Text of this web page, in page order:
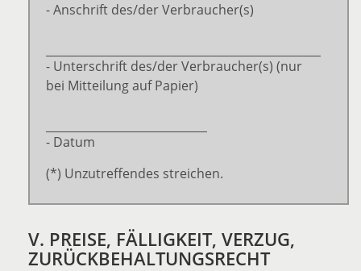
- Anschrift des/der Verbraucher(s)
- Unterschrift des/der Verbraucher(s) (nur
bei Mitteilung auf Papier)
- Datum
(*) Unzutreffendes streichen.
V. PREISE, FÄLLIGKEIT, VERZUG,
ZURÜCKBEHALTUNGSRECHT